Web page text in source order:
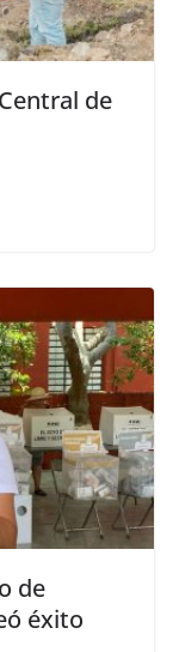
de
de
éxito